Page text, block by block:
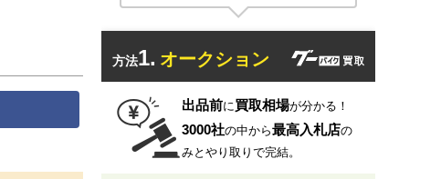
方法1. オークション
出品前に買取相場が分かる！
3000社の中から最高入札店の
みとやり取りで完結。